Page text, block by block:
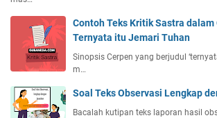
Contoh Teks Kritik Sastra dalam
Ternyata itu Jemari Tuhan
Sinopsis Cerpen yang berjudul
m…
Soal Teks Observasi Lengkap
Bacalah kutipan teks laporan hasil